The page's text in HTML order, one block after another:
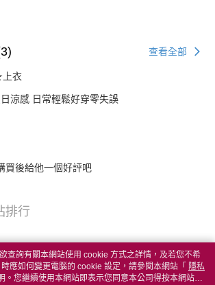
查看全部
衣
涼感 日常輕鬆好穿零失誤
買後給他一個好評吧
排行
查詢有關本網站使用 cookie 方式之詳情，及若您不希
應如何變更電腦的 cookie 設定，請參閱本網站「 隱私
。您繼續使用本網站即表示您同意本公司得按本網站使